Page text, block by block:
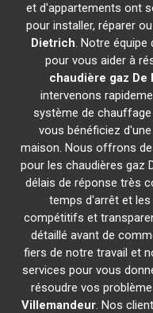
et d'appartements ont
pour installer, réparer
Dietrich. Notre équipe
pour vous aider à
chaudière gaz De
intervenons
système de
vous bénéficiez
maison. Nous offrons
pour les chaudières gaz
délais de réponse très
temps d'arrêt et
compétitifs et
détaillé avant de
fiers de notre travail et
services pour vous
résoudre vos
Villemandeur. Nos